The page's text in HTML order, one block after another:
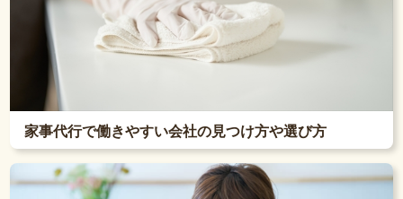
家事代行で働きやすい会社の見つけ方や選び方